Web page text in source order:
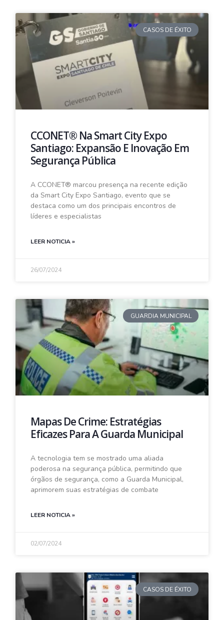
CASOS DE ÉXITO
CCONET® Na Smart City Expo
Santiago: Expansão E Inovação Em
Segurança Pública
A CCONET® marcou presença na recente edição
da Smart City Expo Santiago, evento que se
destaca como um dos principais encontros de
líderes e especialistas
LEER NOTICIA »
26/07/2024
GUARDIA MUNICIPAL
Mapas De Crime: Estratégias
Eficazes Para A Guarda Municipal
A tecnologia tem se mostrado uma aliada
poderosa na segurança pública, permitindo que
órgãos de segurança, como a Guarda Municipal,
aprimorem suas estratégias de combate
LEER NOTICIA »
02/07/2024
CASOS DE ÉXITO